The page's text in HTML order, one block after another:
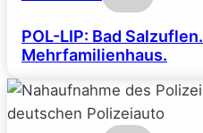
POL-LIP: Bad
Mehrfamilienhaus.